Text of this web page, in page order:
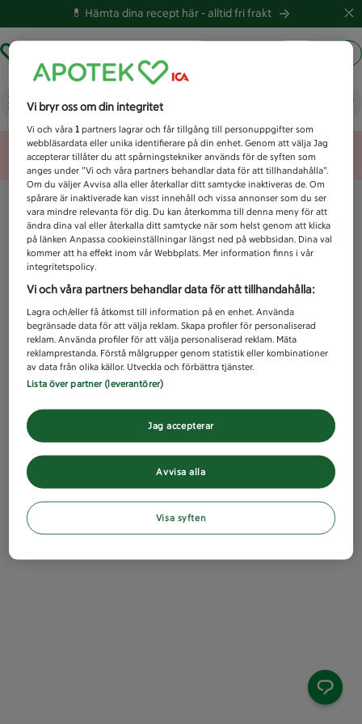
💊 Hämta dina recept här -alltid fri frakt
Vad letar du efter idag?
Unknown error
Vi bryr oss om din integritet
Vi och våra1 partners lagrar och får tillgång till personuppgifter som
webbläsardata eller unika identifierare på din enhet. Genom att välja Jag
accepterar tillåter du att spårningstekniker används för de syften som
anges under ”Vi och våra partners behandlar data för att tillhandahålla”.
Om du väljer Avvisa alla eller återkallar ditt samtycke inaktiveras de. Om
spårare är inaktiverade kan visst innehåll och vissa annonser som du ser
vara mindre relevanta för dig. Du kan återkomma till denna meny för att
ändra dina val eller återkalla ditt samtycke när som helst genom att klicka
på länken Anpassa cookieinställningar längst ned på webbsidan. Dina val
kommer att ha effekt inom vår Webbplats. Mer information finns i vår
integritetspolicy.
Vi och våra partners behandlar data för att tillhandahålla:
Lagra och/eller få åtkomst till information på en enhet. Använda
begränsade data för att välja reklam. Skapa profiler för personaliserad
reklam. Använda profiler för att välja personaliserad reklam. Mäta
reklamprestanda. Förstå målgrupper genom statistik eller kombinationer
av data från olika källor. Utveckla och förbättra tjänster.
Lista över partner (leverantörer)
Avvisa alla
Jag accepterar
Visa syften